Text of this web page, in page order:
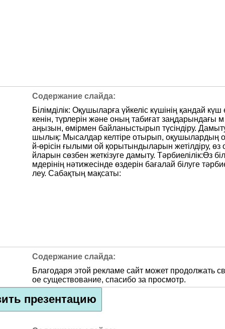
Білімділік: Оқушыларға үйкеліс күшінің қандай күш
кенін, түрлерін және оның табиғат заңдарындағы м
аңызын, өмірмен байланыстырып түсіндіру.
шылық: Мысалдар келтіре отырып, оқушылардың о
й-өрісін ғылыми ой қорытындыларын жетілдіру, өз
йларын сөзбен жеткізуге дамыту. Тәрбиелілік:Өз
мдерінің нәтижесінде өздерін бағалай білуге
леу. Сабақтың мақсаты:
Благодаря этой рекламе сайт может продолжать св
ое существование, спасибо за просмотр.
презентацию